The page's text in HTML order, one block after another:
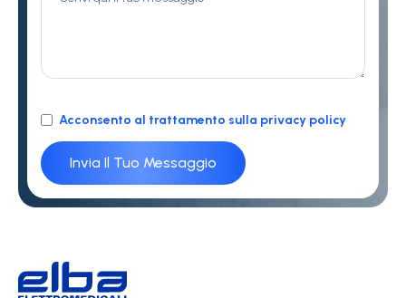
Acconsento al trattamento sulla privacy policy